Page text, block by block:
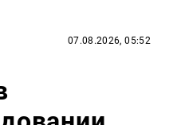
07.08.2026, 05:52